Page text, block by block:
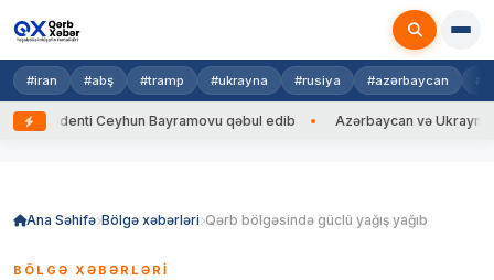
#iran #abş #tramp #ukrayna #rusiya #azərbaycan
Ceyhun Bayramovu qəbul edib Azərbaycan və Ukrayna XİN
Ana Səhifə Bölgə xəbərləri Qərb bölgəsində güclü yağış yağıb
BÖLGƏ XƏBƏRLƏRI